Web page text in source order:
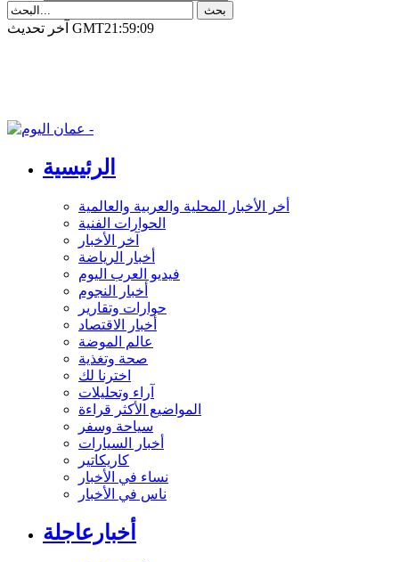
آخر تحديث GMT21:59:09
الرئيسية
أخر الأخبار المحلية والعربية والعالمية
الحوارات الفنية
آخر الأخبار
أخبار الرياضة
فيديو العرب اليوم
أخبار النجوم
حوارات وتقارير
أخبار الاقتصاد
عالم الموضة
صحة وتغذية
اخترنا لك
آراء وتحليلات
المواضيع الأكثر قراءة
سياحة وسفر
أخبار السيارات
كاريكاتير
نساء في الأخبار
ناس في الأخبار
أخبارعاجلة